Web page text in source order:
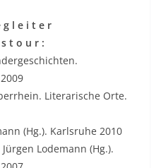
g l e i t e r
t o u r :
Literarische Orte.
(Hg.). Karlsruhe 2010
Lodemann (Hg.).